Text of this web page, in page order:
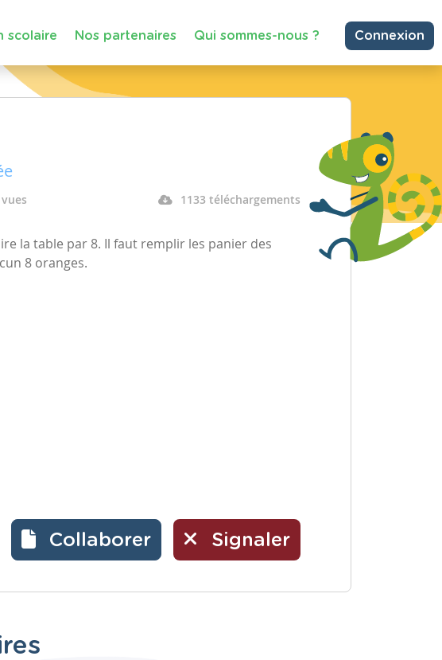
scolaire Nos partenaires Qui sommes-nous ? Connexion
1133 téléchargements
la table par 8. Il faut remplir les panier des
8 oranges.
Collaborer Signaler